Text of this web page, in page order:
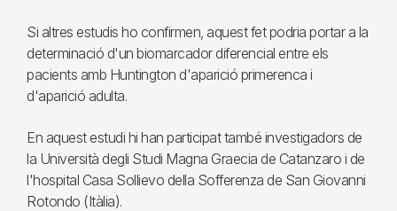
Si altres estudis ho confirmen, aquest fet podria portar a la
determinació d'un biomarcador diferencial entre els
pacients amb Huntington d'aparició primerenca i
d'aparició adulta.
En aquest estudi hi han participat també investigadors de
la Università degli Studi Magna Graecia de Catanzaro i de
l'hospital Casa Sollievo della Sofferenza de San Giovanni
Rotondo (Itàlia).